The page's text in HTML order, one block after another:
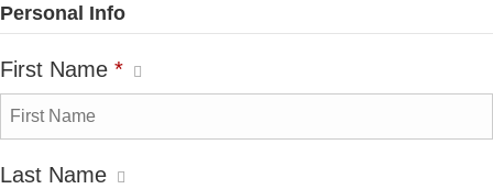
Personal Info
First Name *
Last Name